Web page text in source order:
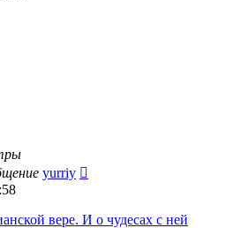
yurriy
вере. И о чудесах с ней